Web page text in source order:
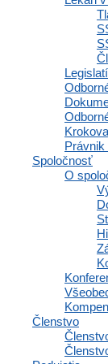
Právnik
Spoločnosť
O
Členstvo
SLOVENSKÁ
PRAKTICKÉHO
Business Center
Polianky 5, 841 01
DIČ: 2020971502
Členstvo